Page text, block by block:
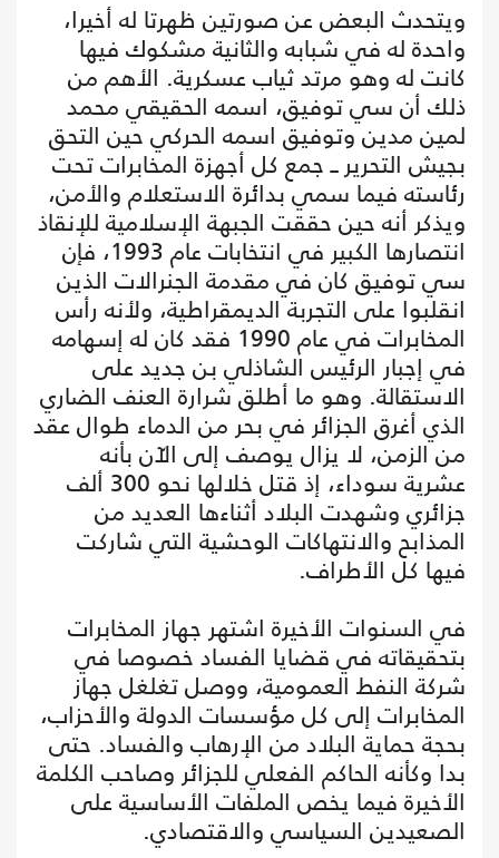
ويتحدث البعض عن صورتين ظهرتا له أخيرا،
واحدة له في شبابه والثانية مشكوك فيها
كانت له وهو مرتد ثياب عسكرية. الأهم من
ذلك أن سي توفيق، اسمه الحقيقي محمد
لمين مدين وتوفيق اسمه الحركي حين التحق
بجيش التحرير ــ جمع كل أجهزة المخابرات تحت
رئاسته فيما سمي بدائرة الاستعلام والأمن،
ويذكر أنه حين حققت الجبهة الإسلامية للإنقاذ
انتصارها الكبير في انتخابات عام 1993، فإن
سي توفيق كان في مقدمة الجنرالات الذين
انقلبوا على التجربة الديمقراطية، ولأنه رأس
المخابرات في عام 1990 فقد كان له إسهامه
في إجبار الرئيس الشاذلي بن جديد على
الاستقالة. وهو ما أطلق شرارة العنف الضاري
الذي أغرق الجزائر في بحر من الدماء طوال عقد
من الزمن، لا يزال يوصف إلى الآن بأنه
عشرية سوداء، إذ قتل خلالها نحو 300 ألف
جزائري وشهدت البلاد أثناءها العديد من
المذابح والانتهاكات الوحشية التي شاركت
فيها كل الأطراف.
في السنوات الأخيرة اشتهر جهاز المخابرات
بتحقيقاته في قضايا الفساد خصوصا في
شركة النفط العمومية، ووصل تغلغل جهاز
المخابرات إلى كل مؤسسات الدولة والأحزاب،
بحجة حماية البلاد من الإرهاب والفساد. حتى
بدا وكأنه الحاكم الفعلي للجزائر وصاحب الكلمة
الأخيرة فيما يخص الملفات الأساسية على
الصعيدين السياسي والاقتصادي.